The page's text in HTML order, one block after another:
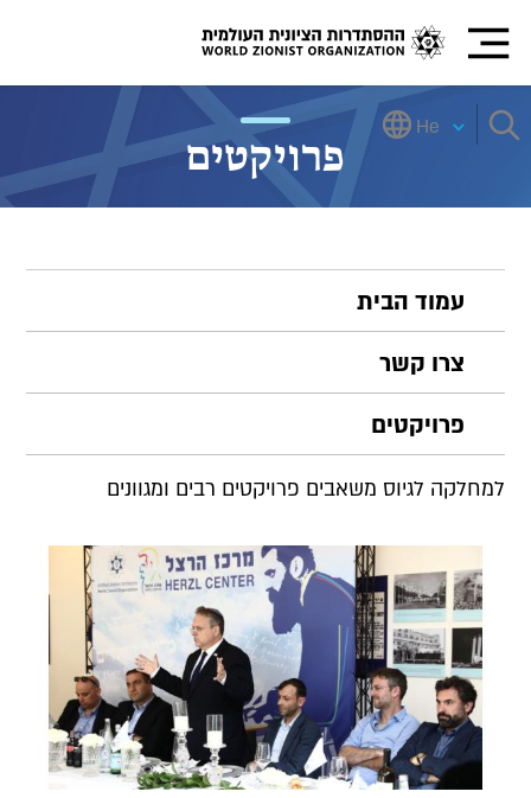
He
פרויקטים
עמוד הבית
צרו קשר
פרויקטים
למחלקה לגיוס משאבים פרויקטים רבים ומגוונים